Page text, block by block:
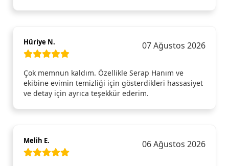
Hüriye N. 07 Ağustos 2026
Çok memnun kaldım. Özellikle Serap Hanım ve
ekibine evimin temizliği için gösterdikleri hassasiyet
ve detay için ayrıca teşekkür ederim.
Melih E. 06 Ağustos 2026